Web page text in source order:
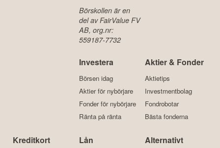
Börskollen är en
del av FairValue FV
AB, org.nr:
559187-7732
Investera
Börsen idag
Aktier för nybörjare
Fonder för nybörjare
Ränta på ränta
Aktier & Fonder
Aktietips
Investmentbolag
Fondrobotar
Bästa fonderna
Kreditkort Lån Alternativt